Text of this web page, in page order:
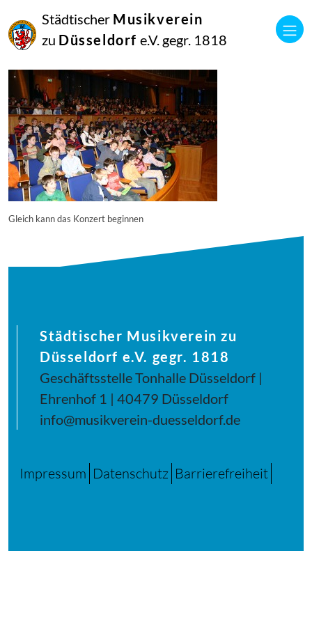
Städtischer Musikverein
zu Düsseldorf e.V. gegr. 1818
September
2014
Manfred Hill
Gleich kann das Konzert beginnen
Städtischer Musikverein zu
Düsseldorf e.V. gegr. 1818
Geschäftsstelle Tonhalle Düsseldorf |
Ehrenhof 1 | 40479 Düsseldorf
info@musikverein-duesseldorf.de
Impressum Datenschutz Barrierefreiheit